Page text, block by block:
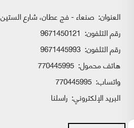
العنوان: صنعاء - فج عطان، شارع الستين
رقم التلفون: 9671450121
رقم التلفون: 9671445993
هاتف محمول: 770445995
واتساب:
البريد الإلكتروني: راسلنا